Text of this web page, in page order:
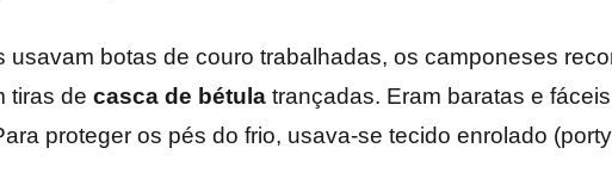
usavam botas de couro trabalhadas, os camponeses
tiras de casca de bétula trançadas. Eram baratas e
proteger os pés do frio, usava-se tecido enrolado